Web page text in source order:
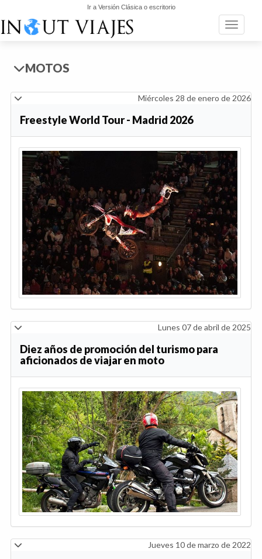
Ir a Versión Clásica o escritorio
Toggle
MOTOS
Miércoles 28 de enero de 2026
Freestyle World Tour - Madrid 2026
Lunes 07 de abril de 2025
Diez años de promoción del turismo para
aficionados de viajar en moto
Jueves 10 de marzo de 2022